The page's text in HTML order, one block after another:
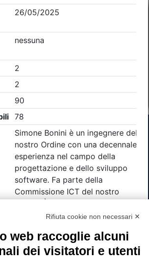
eventi formativi
nessun evento formativo con i
utilizzati
Tinexta Visura SpA
1/b, 00196 Roma, Italia
alla direzione e coordinamento
di Tinexta SpA
REA n. 877679
Rifiuta cookie non necessari ✕
web raccoglie alcuni
dei visitatori e utenti